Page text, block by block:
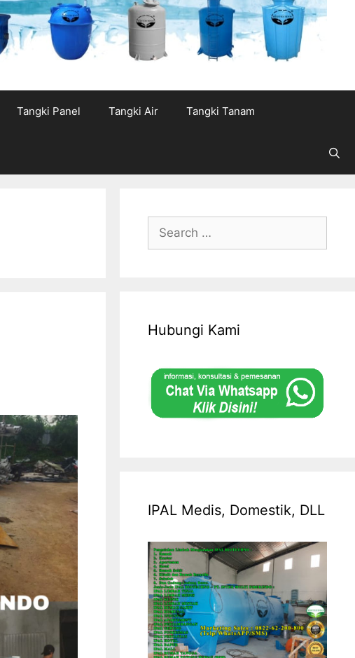
Tangki Panel Tangki Air Tangki Tanam
Search
for:
Hubungi Kami
IPAL Medis, Domestik, DLL